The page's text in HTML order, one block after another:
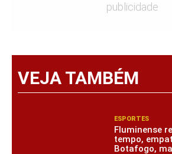
publicidade
VEJA TAMBÉM
ESPORTES
Fluminense
tempo,
Botafogo,